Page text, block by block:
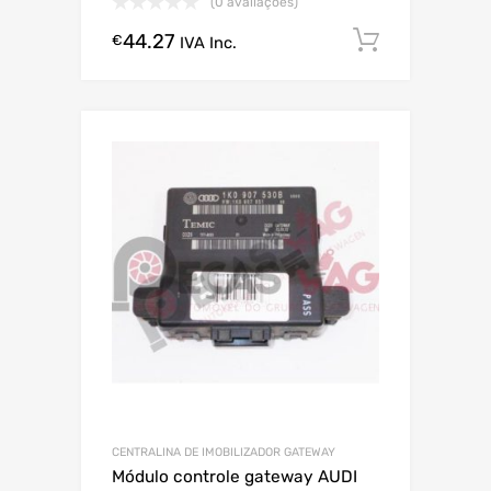
€44.27 IVA Inc.
CENTRALINA DE IMOBILIZADOR GATEWAY
Módulo controle gateway AUDI